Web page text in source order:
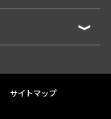
サイトマップ